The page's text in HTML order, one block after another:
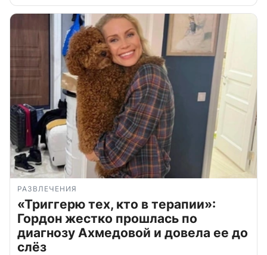
РАЗВЛЕЧЕНИЯ
«Триггерю тех, кто в терапии»:
Гордон жестко прошлась по
диагнозу Ахмедовой и довела ее до
слёз